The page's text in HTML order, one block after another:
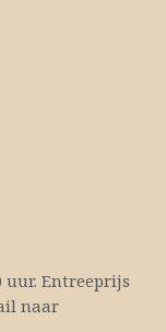
uur. Entreeprijs
naar